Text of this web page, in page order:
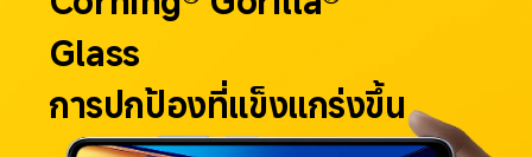
Glass
การปกป้องที่แข็งแกร่งขึ้น